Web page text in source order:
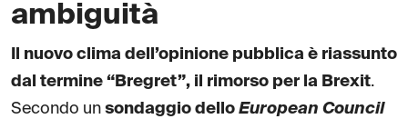
ambiguità
Il nuovo clima dell’opinione pubblica è riassunto
dal termine “Bregret”, il rimorso per la Brexit.
Secondo un sondaggio dello European Council